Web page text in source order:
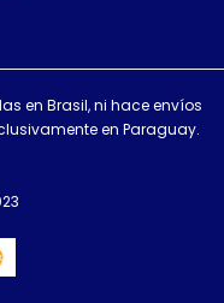
en Brasil, ni hace envíos
en Paraguay.